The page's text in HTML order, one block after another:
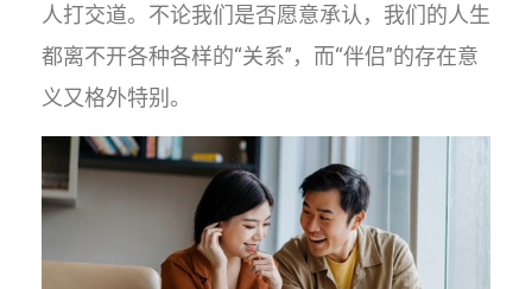
人打交道。不论我们是否愿意承认，我们的人生
都离不开各种各样的“关系”，而“伴侣”的存在意
义又格外特别。